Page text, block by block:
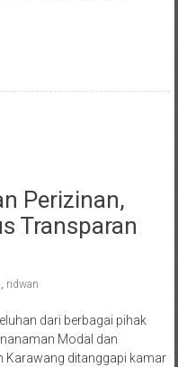
Perizinan,
Transparan
ridwan
dari berbagai pihak
Modal dan
Karawang ditanggapi kamar